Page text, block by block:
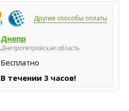
Другие способы оплаты
Днепр
Днепропетровская область
Бесплатно
В течении 3 часов!